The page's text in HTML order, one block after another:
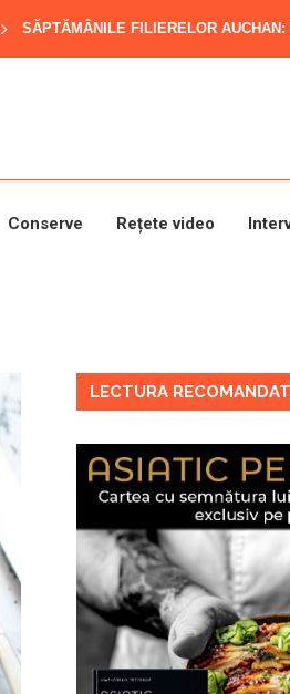
SĂPTĂMÂNILE FILIERELOR
Conserve Rețete video
LECTURA